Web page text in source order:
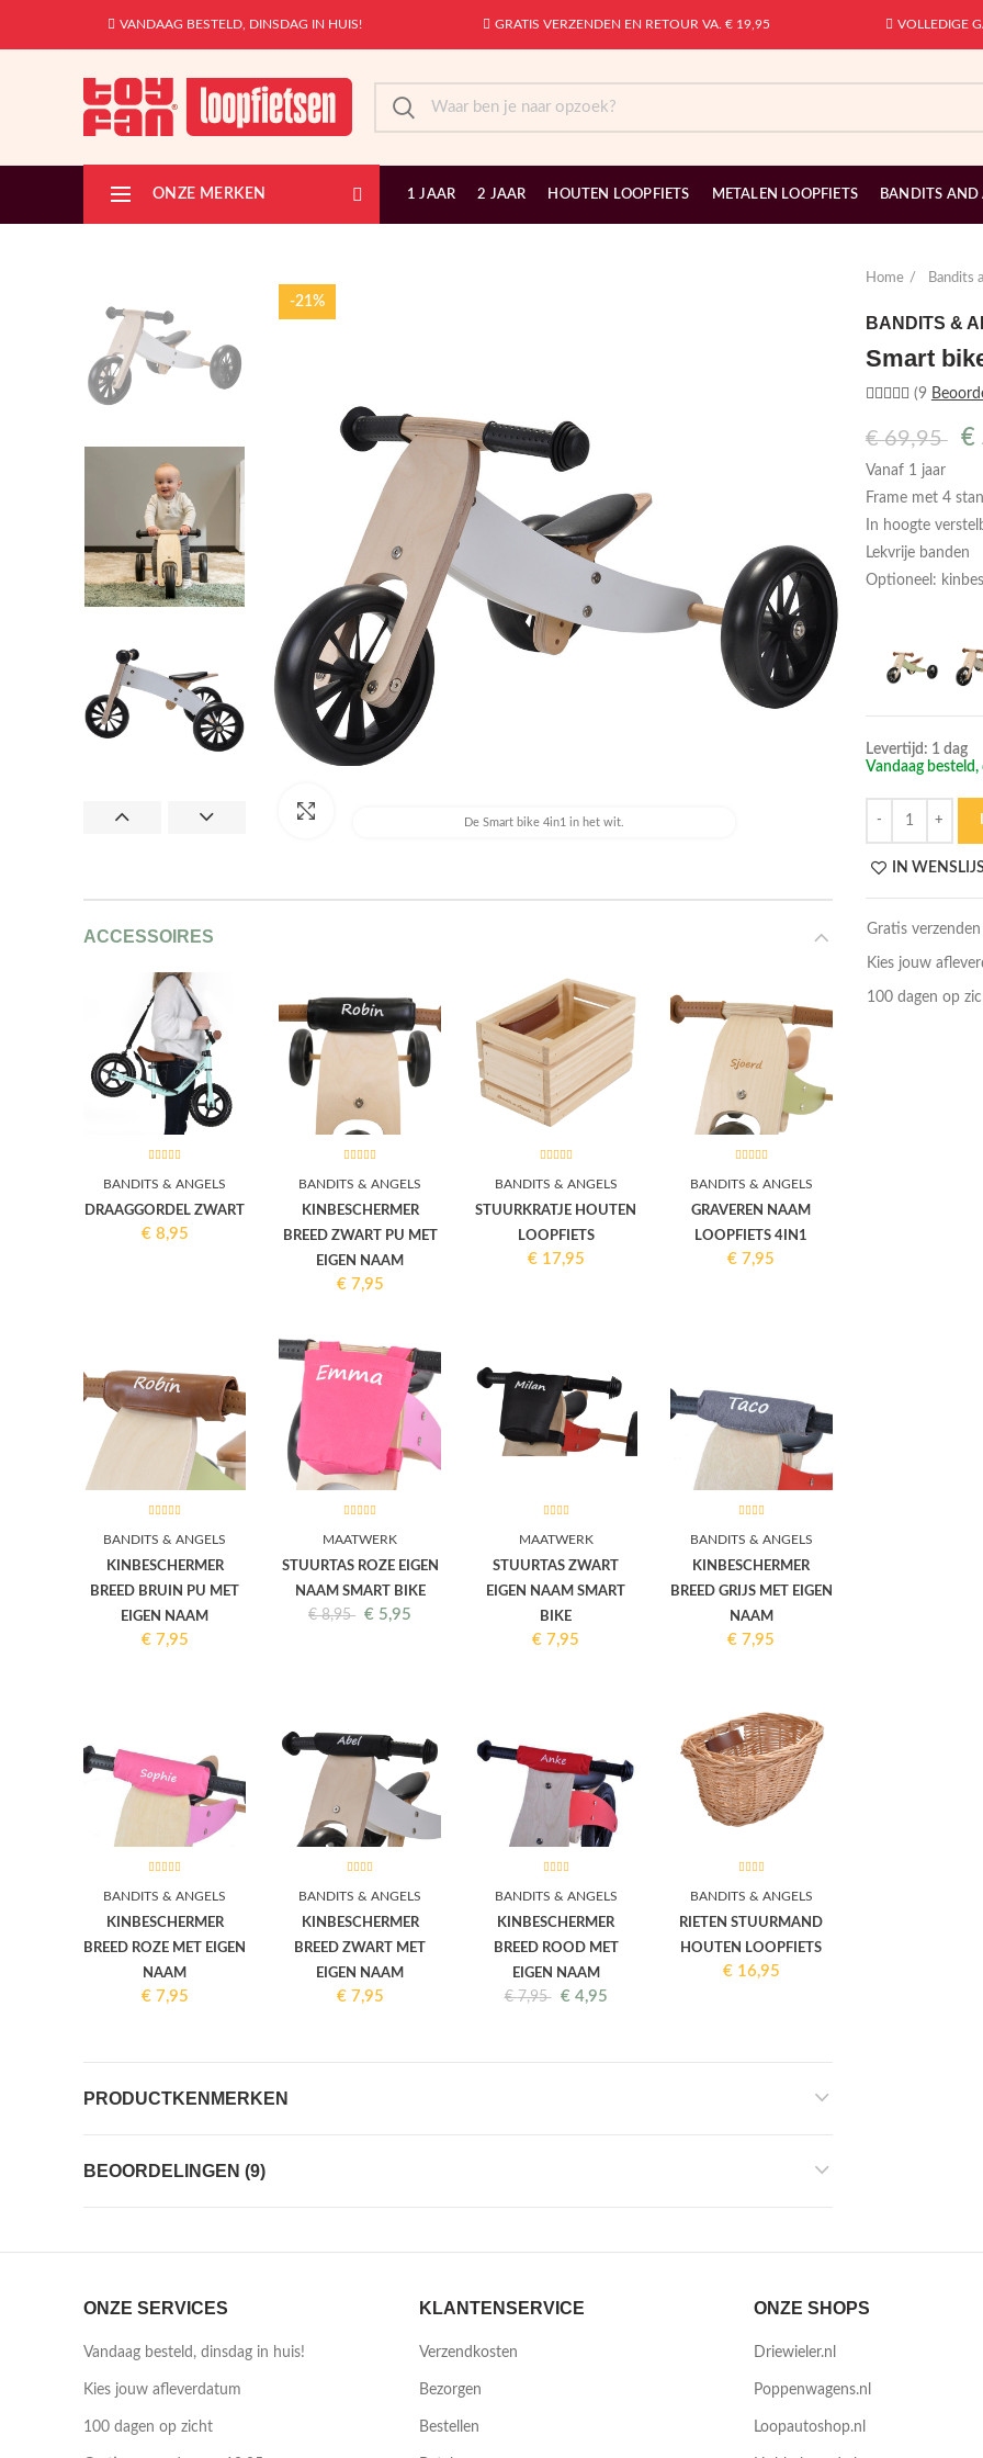
VANDAAG BESTELD, DINSDAG IN HUIS! GRATIS VERZENDEN EN RETOUR VA. € 19,95 VOLLEDIGE
ONZE MERKEN 1 JAAR 2 JAAR HOUTEN LOOPFIETS METALEN LOOPFIETS BANDITS AND
-21%
De Smart bike 4in1 in het wit.
ACCESSOIRES
BANDITS & ANGELS
DRAAGGORDEL ZWART
€ 8,95
BANDITS & ANGELS
KINBESCHERMER
BREED ZWART PU MET
EIGEN NAAM
€ 7,95
BANDITS & ANGELS
STUURKRATJE HOUTEN
LOOPFIETS
€ 17,95
BANDITS & ANGELS
GRAVEREN NAAM
LOOPFIETS 4IN1
€ 7,95
BANDITS & ANGELS
KINBESCHERMER
BREED BRUIN PU MET
EIGEN NAAM
€ 7,95
MAATWERK
STUURTAS ROZE EIGEN
NAAM SMART BIKE
€8,95 € 5,95
MAATWERK
STUURTAS ZWART
EIGEN NAAM SMART
BIKE
€ 7,95
BANDITS & ANGELS
KINBESCHERMER
BREED GRIJS MET EIGEN
NAAM
€ 7,95
BANDITS & ANGELS
KINBESCHERMER
BREED ROZE MET EIGEN
NAAM
€ 7,95
BANDITS & ANGELS
KINBESCHERMER
BREED ZWART MET
EIGEN NAAM
€ 7,95
BANDITS & ANGELS
KINBESCHERMER
BREED ROOD MET
EIGEN NAAM
€7,95 € 4,95
BANDITS & ANGELS
RIETEN STUURMAND
HOUTEN LOOPFIETS
€ 16,95
PRODUCTKENMERKEN
BEOORDELINGEN (9)
Home Bandits
BANDITS &
Smart
(9
€69,95 €
Vanaf 1 jaar
Frame met 4
In hoogte
Lekvrije banden
Optioneel:
Levertijd: 1 dag
Vandaag
Hoeveelheid
IN
Gratis
Kies jouw
100 dagen op
ONZE SERVICES
Vandaag besteld, dinsdag in huis!
Kies jouw afleverdatum
100 dagen op zicht
KLANTENSERVICE
Verzendkosten
Bezorgen
Bestellen
ONZE SHOPS
Driewieler.nl
Poppenwagens.nl
Loopautoshop.nl